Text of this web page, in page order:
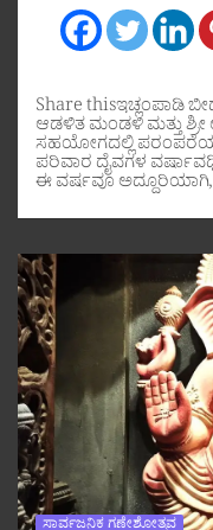
Share thisಇಚ್ಲಂಪಾಡಿ
ಆಡಳಿತ ಮಂಡಳಿ ಮತ್ತು ಶ್ರೀ
ಸಹಯೋಗದಲ್ಲಿ
ಪರಿವಾರ ದೈವಗಳ
ಈ ವರ್ಷವೂ